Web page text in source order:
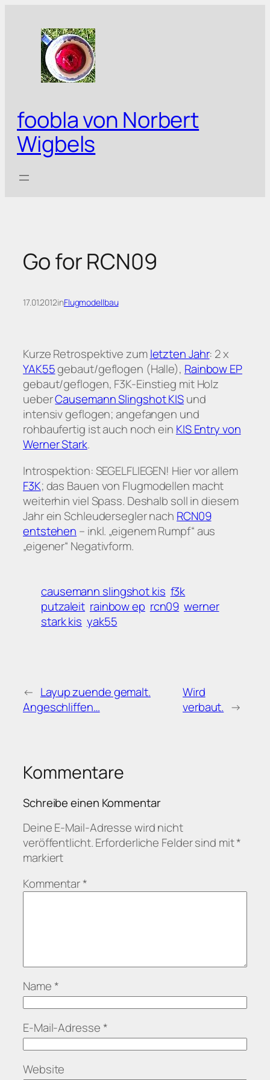
springen
foobla von Norbert
Wigbels
Go for RCN09
17.01.2012inFlugmodellbau
Kurze Retrospektive zumletzten Jahr: 2 x
YAK55gebaut/geflogen (Halle), Rainbow EP
gebaut/geflogen, F3K-Einstieg mit Holz
ueberCausemann Slingshot KISund
intensiv geflogen; angefangen und
rohbaufertig ist auch noch ein KIS Entry von
Werner Stark.
Introspektion: SEGELFLIEGEN! Hier vor allem
F3K; das Bauen von Flugmodellen macht
weiterhin viel Spass. Deshalb soll in diesem
Jahr ein Schleudersegler nach RCN09
entstehen – inkl. „eigenem Rumpf“ aus
„eigener“ Negativform.
causemann slingshot kis f3k
putzaleit rainbow ep rcn09 werner
stark kis yak55
← Layup zuende gemalt.
Angeschliffen…
Wird
verbaut. →
Kommentare
Schreibe einen Kommentar
Deine E-Mail-Adresse wird nicht
veröffentlicht.Erforderliche Felder sind mit*
markiert
Kommentar*
Name *
E-Mail-Adresse *
Website